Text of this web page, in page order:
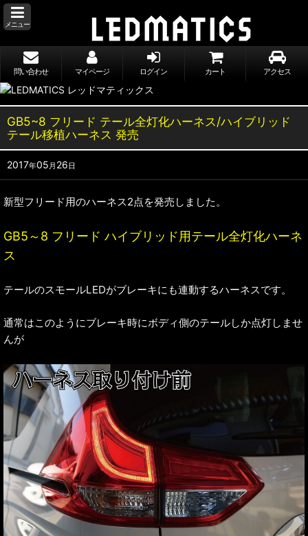
メニュー
問い合わせ マイページ ログイン カート アクセス
GB5~8 フリード テール全灯化ハーネス/ハイブリッド
テール移植ハーネス 発売
2017年05 月 26日
新型フリード用のハーネス2点を発売しました。
GB5～8 フリード ハイブリッド用テール全灯化ハーネ
ス
テールのスモールLEDがブレーキにも連動するハーネスです。
通常はこのようにブレーキ時にボディ側のテールしか点灯しませ
んが